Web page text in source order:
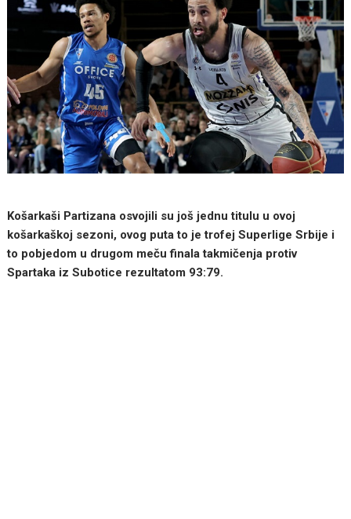
Košarkaši Partizana osvojili su još jednu titulu u ovoj
košarkaškoj sezoni, ovog puta to je trofej Superlige Srbije i
to pobjedom u drugom meču finala takmičenja protiv
Spartaka iz Subotice rezultatom 93:79.